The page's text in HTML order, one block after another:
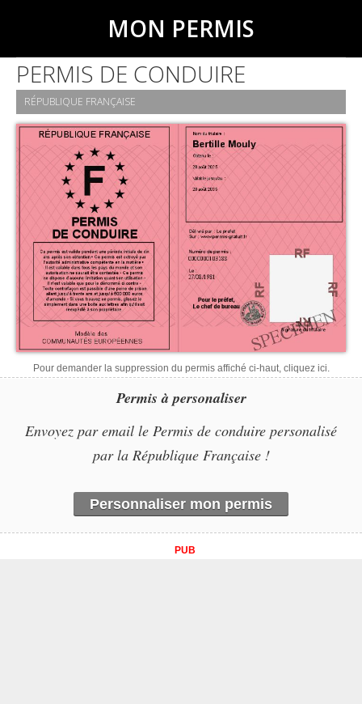
MON PERMIS
PERMIS DE CONDUIRE
RÉPUBLIQUE FRANÇAISE
Pour demander la suppression du permis affiché ci-haut, cliquez ici.
Permis à personaliser
Envoyez par email le Permis de conduire personalisé
par la République Française !
Personnaliser mon permis
PUB